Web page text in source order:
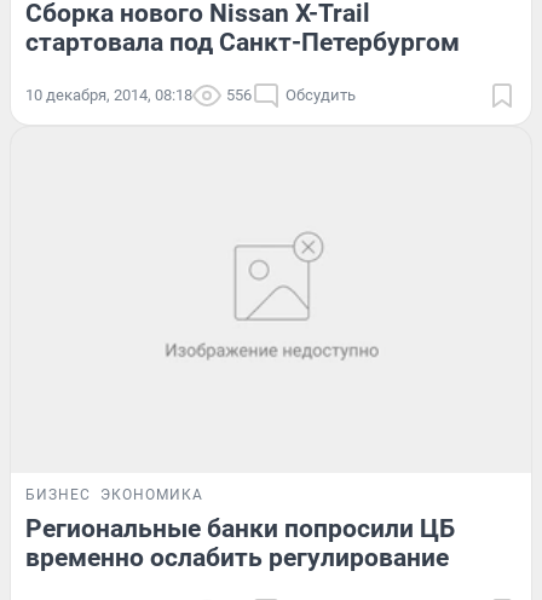
Сборка нового Nissan X-Trail
стартовала под Санкт-Петербургом
10 декабря, 2014, 08:18 556 Обсудить
БИЗНЕС ЭКОНОМИКА
Региональные банки попросили ЦБ
временно ослабить регулирование